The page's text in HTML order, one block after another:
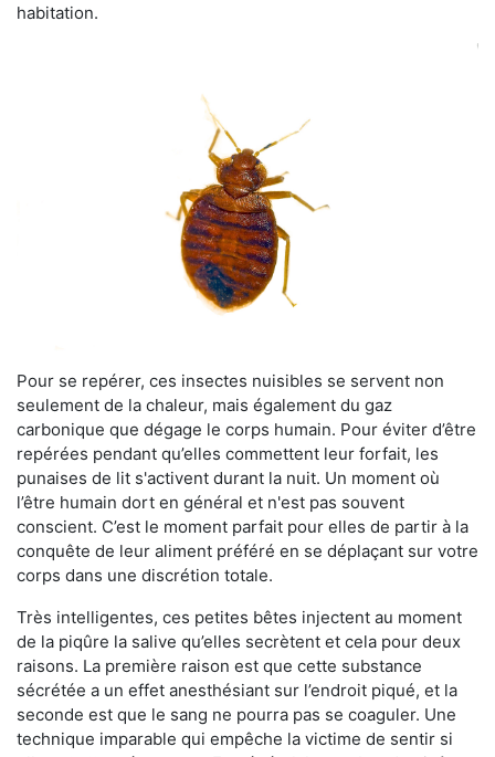
habitation.
Pour se repérer, ces insectes nuisibles se servent non
seulement de la chaleur, mais également du gaz
carbonique que dégage le corps humain. Pour éviter d’être
repérées pendant qu’elles commettent leur forfait, les
punaises de lit s'activent durant la nuit. Un moment où
l’être humain dort en général et n'est pas souvent
conscient. C’est le moment parfait pour elles de partir à la
conquête de leur aliment préféré en se déplaçant sur votre
corps dans une discrétion totale.
Très intelligentes, ces petites bêtes injectent au moment
de la piqûre la salive qu’elles secrètent et cela pour deux
raisons. La première raison est que cette substance
sécrétée a un effet anesthésiant sur l’endroit piqué, et la
seconde est que le sang ne pourra pas se coaguler. Une
technique imparable qui empêche la victime de sentir si